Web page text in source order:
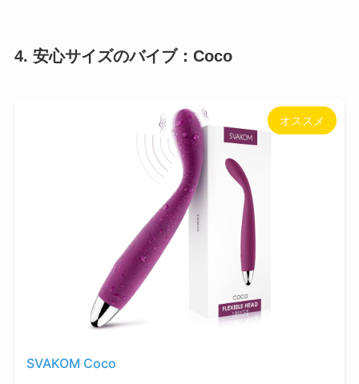
4. 安心サイズのバイブ：Coco
オススメ
SVAKOM Coco